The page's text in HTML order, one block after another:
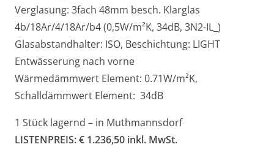
Verglasung: 3fach 48mm besch. Klarglas
4b/18Ar/4/18Ar/b4 (0,5W/m²K, 34dB, 3N2-IL_)
Glasabstandhalter: ISO, Beschichtung: LIGHT
Entwässerung nach vorne
Wärmedämmwert Element: 0.71W/m²K,
Schalldämmwert Element: 34dB
1 Stück lagernd – in Muthmannsdorf
LISTENPREIS: € 1.236,50 inkl. MwSt.